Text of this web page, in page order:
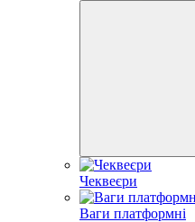
Чеквеєри
Ваги платформні